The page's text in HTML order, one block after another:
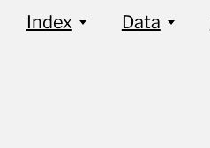
Index Data